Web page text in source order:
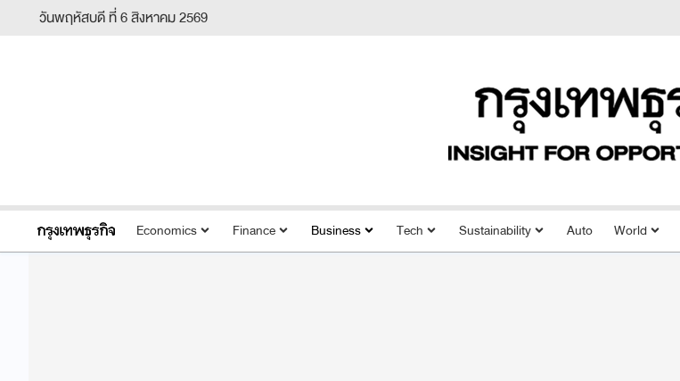
วันพฤหัสบดี ที่ 6 สิงหาคม 2569
Economics Finance Business Tech Sustainability Auto World